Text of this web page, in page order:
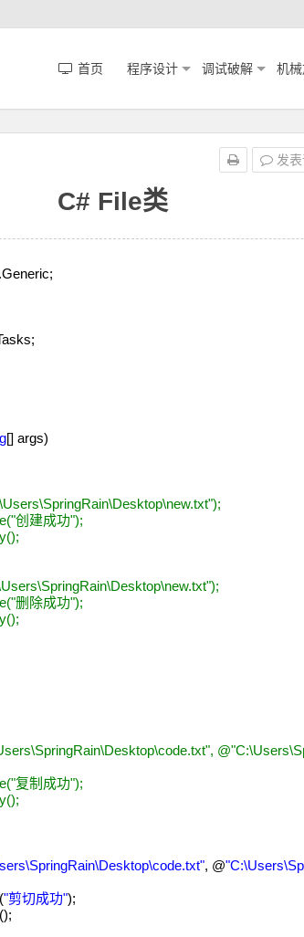
首页 程序设计 调试破解 机
C# File类
[] args)
创建成功");
删除成功");
复制成功");
, @
"剪切成功");
发